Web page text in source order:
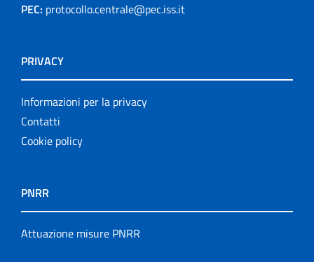
PEC: protocollo.centrale@pec.iss.it
PRIVACY
Informazioni per la privacy
Contatti
Cookie policy
PNRR
Attuazione misure PNRR